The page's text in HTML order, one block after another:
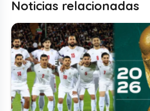
Noticias relacionadas